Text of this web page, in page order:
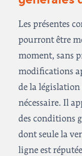
Les présentes
pourront être
moment, sans
modifications
de la
nécessaire. Il
des conditions
dont seule la
ligne est